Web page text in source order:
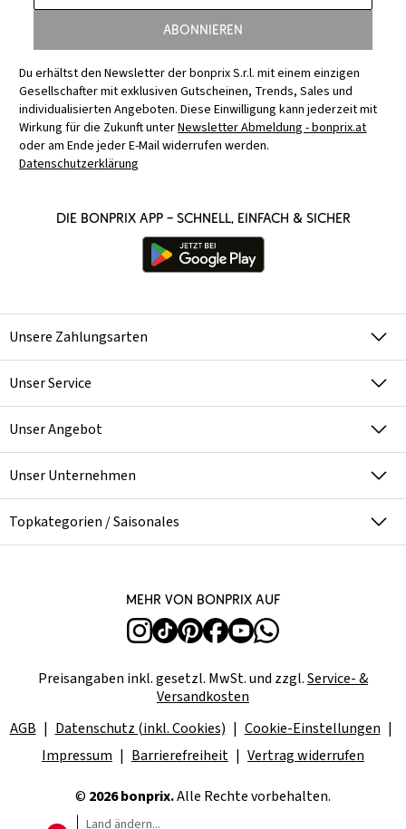
Abonnieren
Du erhältst den Newsletter der bonprix S.r.l. mit einem einzigen
Gesellschafter mit exklusiven Gutscheinen, Trends, Sales und
individualisierten Angeboten. Diese Einwilligung kann jederzeit mit
Wirkung für die Zukunft unterNewsletter Abmeldung - bonprix.at
oder am Ende jeder E-Mail widerrufen werden.
Datenschutzerklärung
Die bonprix App – schnell, einfach & sicher
Unsere Zahlungsarten
Unser Service
Unser Angebot
Unser Unternehmen
Topkategorien / Saisonales
Mehr von bonprix auf
Preisangaben inkl. gesetzl. MwSt. und zzgl.Service- &
Versandkosten
AGB
Datenschutz (inkl. Cookies)
Cookie-Einstellungen
Impressum
Barrierefreiheit Vertrag widerrufen
© 2026 bonprix.Alle Rechte vorbehalten.
Land ändern...